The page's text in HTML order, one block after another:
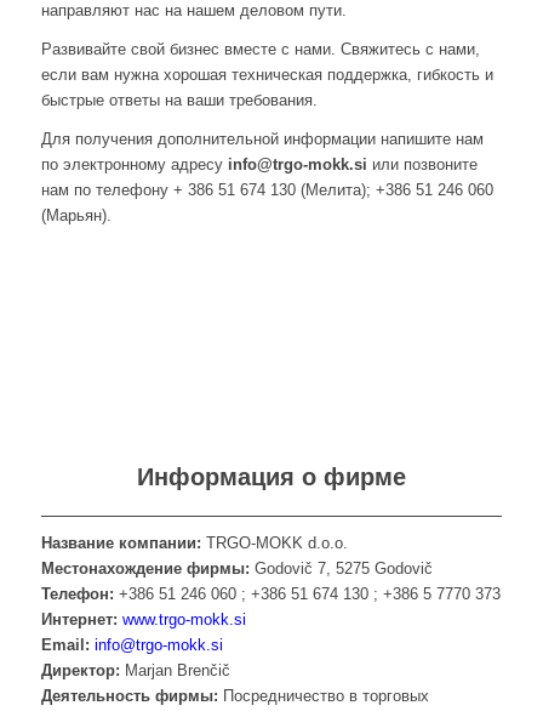
направляют нас на нашем деловом пути.
Развивайте свой бизнес вместе с нами. Свяжитесь с нами,
если вам нужна хорошая техническая поддержка, гибкость и
быстрые ответы на ваши требования.
Для получения дополнительной информации напишите нам
по электронному адресу info@trgo-mokk.si или позвоните
нам по телефону + 386 51 674 130 (Мелита); +386 51 246 060
(Марьян).
Информация о фирме
Название компании: TRGO-MOKK d.o.o.
Местонахождение фирмы: Godovič 7, 5275 Godovič
Телефон: +386 51 246 060 ; +386 51 674 130 ; +386 5 7770 373
Интернет: www.trgo-mokk.si
Email: info@trgo-mokk.si
Директор: Marjan Brenčič
Деятельность фирмы: Посредничество в торговых